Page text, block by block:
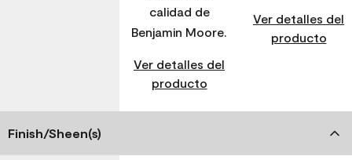
calidad de
Benjamin Moore.
Ver detalles del
producto
Ver detalles del
producto
Finish/Sheen(s)